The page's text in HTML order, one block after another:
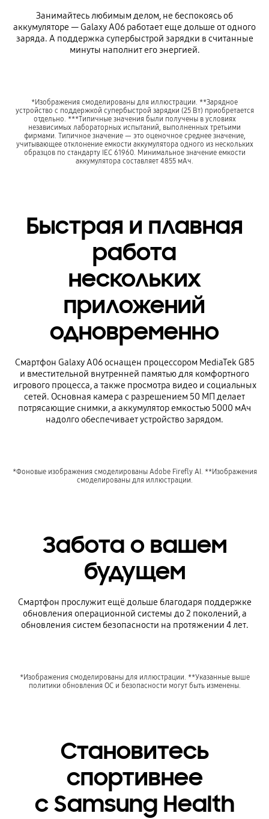
Занимайтесь любимым делом, не беспокоясь об
аккумуляторе — Galaxy A06 работает еще дольше от одного
заряда. А поддержка супербыстрой зарядки в считанные
минуты наполнит его энергией.
*Изображения смоделированы для иллюстрации. **Зарядное
устройство с поддержкой супербыстрой зарядки (25 Вт) приобретается
отдельно. ***Типичные значения были получены в условиях
независимых лабораторных испытаний, выполненных третьими
фирмами. Типичное значение — это оценочное среднее значение,
учитывающее отклонение емкости аккумулятора одного из нескольких
образцов по стандарту IEC 61960. Минимальное значение емкости
аккумулятора составляет 4855 мАч.
Быстрая и плавная
работа
нескольких
приложений
одновременно
Смартфон Galaxy A06 оснащен процессором MediaTek G85
и вместительной внутренней памятью для комфортного
игрового процесса, а также просмотра видео и социальных
сетей. Основная камера с разрешением 50 МП делает
потрясающие снимки, а аккумулятор емкостью 5000 мАч
надолго обеспечивает устройство зарядом.
*Фоновые изображения смоделированы Adobe Firefly AI. **Изображения
смоделированы для иллюстрации.
Забота о вашем
будущем
Смартфон прослужит ещё дольше благодаря поддержке
обновления операционной системы до 2 поколений, а
обновления систем безопасности на протяжении 4 лет.
*Изображения смоделированы для иллюстрации. **Указанные выше
политики обновления ОС и безопасности могут быть изменены.
Становитесь
спортивнее
с Samsung Health